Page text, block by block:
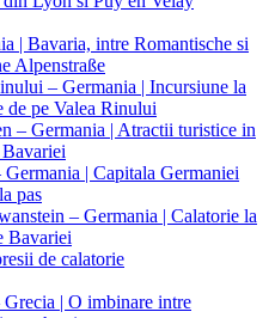
| Bavaria, intre Romantische si
Alpenstraße
– Germania | Incursiune la
de pe Valea Rinului
– Germania | Atractii turistice in
| Capitala Germaniei
pas
– Germania | Calatorie la
Bavariei
de calatorie
Grecia | O imbinare intre